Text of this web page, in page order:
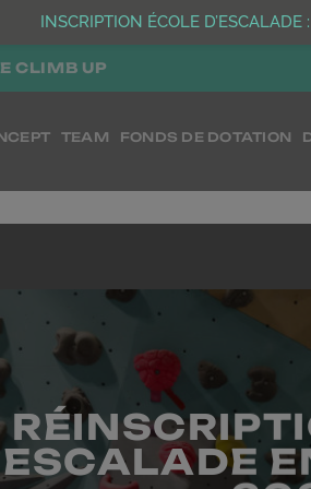
CLIMB UP
TEAM FONDS DE DOTATION
INSCRIPTION ÉCOLE D’ESCALADE